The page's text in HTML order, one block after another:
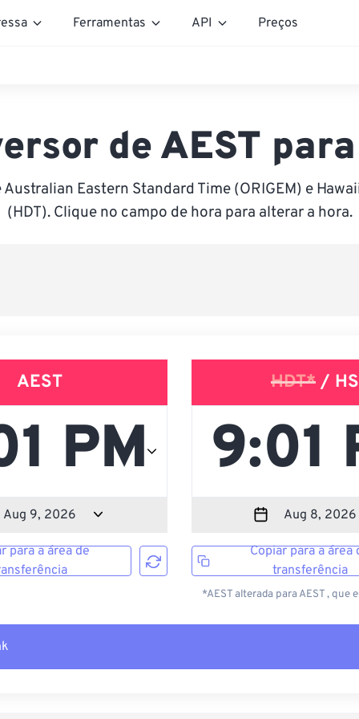
Ferramentas API Preços
de AEST
Eastern Standard Time (ORIGEM) e
(HDT). Clique no campo de hora para alterar a hora.
AEST
para a área de
HDT*/
Copiar para a área
transferência
*AEST alterada para AEST , que